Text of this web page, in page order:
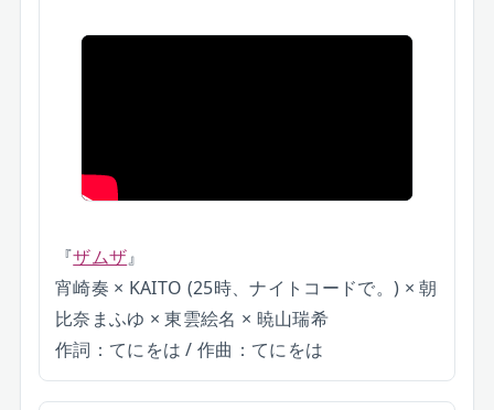
『ザムザ』
宵崎奏 × KAITO (25時、ナイトコードで。) × 朝
比奈まふゆ × 東雲絵名 × 暁山瑞希
作詞：てにをは / 作曲：てにをは